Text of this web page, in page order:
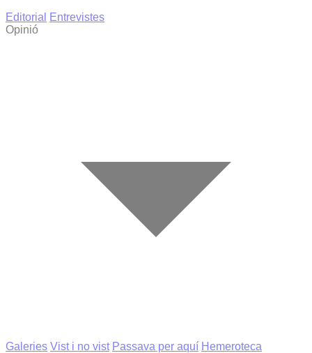
Editorial
Entrevistes
Opinió
Galeries Vist i no vist Passava per aquí Hemeroteca